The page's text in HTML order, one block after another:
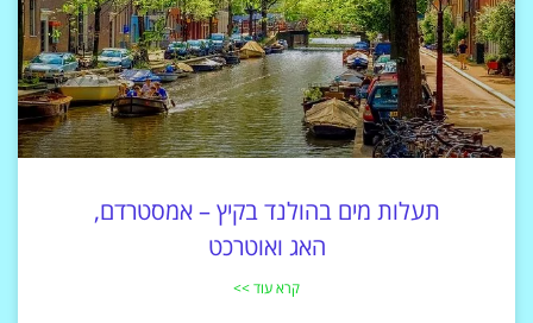
תעלות מים בהולנד בקיץ – אמסטרדם,
האג ואוטרכט
קרא עוד >>